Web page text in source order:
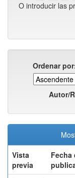
O introducir las
Ordenar
Autor/
Vista
previa
Fecha